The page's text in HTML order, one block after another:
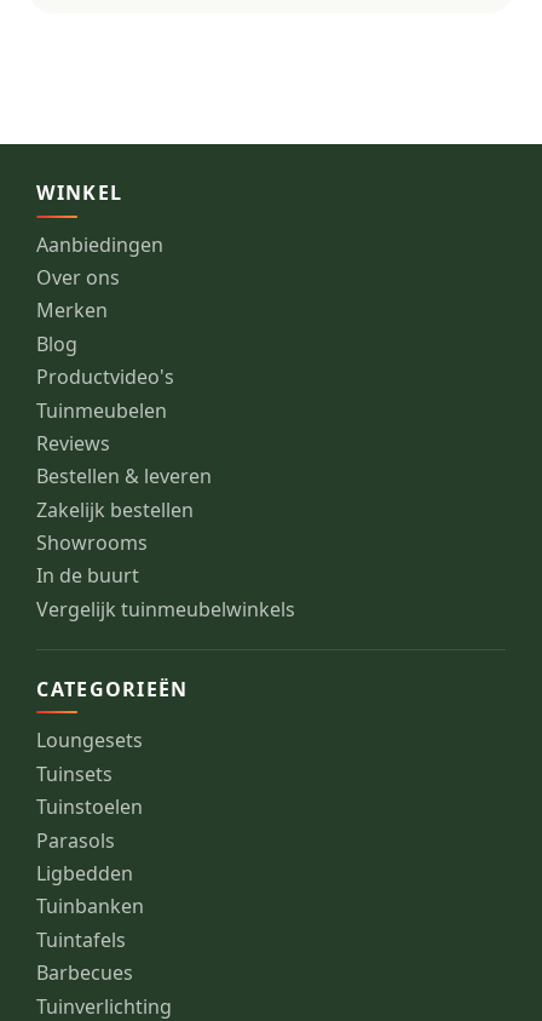
WINKEL
Aanbiedingen
Over ons
Merken
Blog
Productvideo's
Tuinmeubelen
Reviews
Bestellen & leveren
Zakelijk bestellen
Showrooms
In de buurt
Vergelijk tuinmeubelwinkels
CATEGORIEËN
Loungesets
Tuinsets
Tuinstoelen
Parasols
Ligbedden
Tuinbanken
Tuintafels
Barbecues
Tuinverlichting